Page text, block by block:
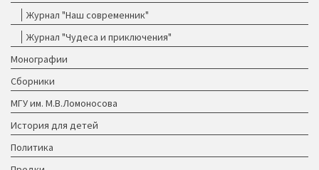
Журнал "Наш современник"
Журнал "Чудеса и приключения"
Монографии
Сборники
МГУ им. М.В.Ломоносова
История для детей
Политика